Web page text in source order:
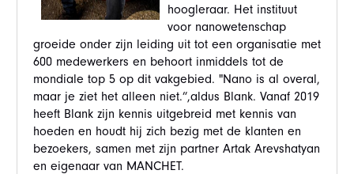
hoogleraar. Het instituut
voor nanowetenschap
groeide onder zijn leiding uit tot een organisatie met
600 medewerkers en behoort inmiddels tot de
mondiale top 5 op dit vakgebied. "Nano is al overal,
maar je ziet het alleen niet.”,aldus Blank. Vanaf 2019
heeft Blank zijn kennis uitgebreid met kennis van
hoeden en houdt hij zich bezig met de klanten en
bezoekers, samen met zijn partner Artak Arevshatyan
en eigenaar van MANCHET.